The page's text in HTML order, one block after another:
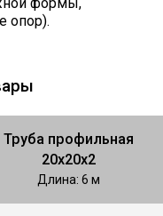
опор).
Труба профильная
20х20х2
Длина: 6 м